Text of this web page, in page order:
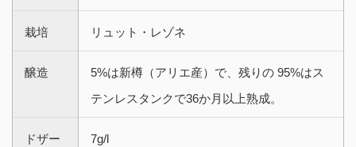
栽培 リュット・レゾネ
醸造
5%は新樽（アリエ産）で、残りの 95%はス
テンレスタンクで36か月以上熟成。
ドザー
7g/l